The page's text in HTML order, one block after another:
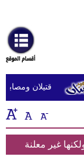
أخبارعاجلة
رياضة
ثقافة
إقتصاد
قتيلان ومصابون جراء 14 غارة إسرائيلية على
غير معلنة